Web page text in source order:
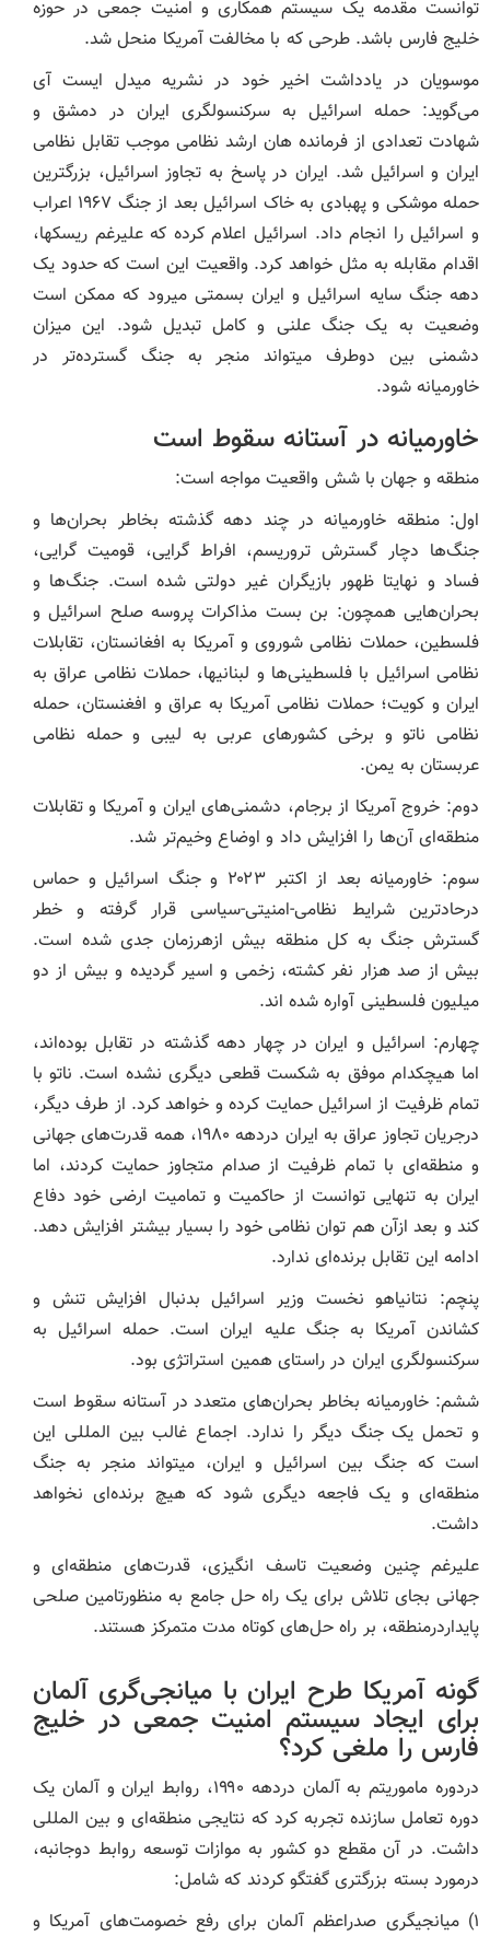
توانست مقدمه یک سیستم همکاری و امنیت جمعی در حوزه
خلیج فارس باشد. طرحی که با مخالفت آمریکا منحل شد.
موسویان در یادداشت اخیر خود در نشریه میدل ایست آی
می‌گوید: حمله اسرائیل به سرکنسولگری ایران در دمشق و
شهادت تعدادی از فرمانده هان ارشد نظامی موجب تقابل نظامی
ایران و اسرائیل شد. ایران در پاسخ به تجاوز اسرائیل، بزرگترین
حمله موشکی و پهبادی به خاک اسرائیل بعد از جنگ ۱۹۶۷ اعراب
و اسرائیل را انجام داد. اسرائیل اعلام کرده که علیرغم ریسکها،
اقدام مقابله به مثل خواهد کرد. واقعیت این است که حدود یک
دهه جنگ سایه اسرائیل و ایران بسمتی میرود که ممکن است
وضعیت به یک جنگ علنی و کامل تبدیل شود. این میزان
دشمنی بین دوطرف میتواند منجر به جنگ گسترده‌تر در
خاورمیانه شود.
خاورمیانه در آستانه سقوط است
منطقه و جهان با شش واقعیت مواجه است:
اول: منطقه خاورمیانه در چند دهه گذشته بخاطر بحران‌ها و
جنگ‌ها دچار گسترش تروریسم، افراط گرایی، قومیت گرایی،
فساد و نهایتا ظهور بازیگران غیر دولتی شده است. جنگ‌ها و
بحران‌هایی همچون: بن بست مذاکرات پروسه صلح اسرائیل و
فلسطین، حملات نظامی شوروی و آمریکا به افغانستان، تقابلات
نظامی اسرائیل با فلسطینی‌ها و لبنانیها، حملات نظامی عراق به
ایران و کویت؛ حملات نظامی آمریکا به عراق و افغنستان، حمله
نظامی ناتو و برخی کشور‌های عربی به لیبی و حمله نظامی
عربستان به یمن.
دوم: خروج آمریکا از برجام، دشمنی‌های ایران و آمریکا و تقابلات
منطقه‌ای آن‌ها را افزایش داد و اوضاع وخیم‌تر شد.
سوم: خاورمیانه بعد از اکتبر ۲۰۲۳ و جنگ اسرائیل و حماس
درحاد‌ترین شرایط نظامی-امنیتی-سیاسی قرار گرفته و خطر
گسترش جنگ به کل منطقه بیش ازهرزمان جدی شده است.
بیش از صد هزار نفر کشته، زخمی و اسیر گردیده و بیش از دو
میلیون فلسطینی آواره شده اند.
چهارم: اسرائیل و ایران در چهار دهه گذشته در تقابل بوده‌اند،
اما هیچکدام موفق به شکست قطعی دیگری نشده است. ناتو با
تمام ظرفیت از اسرائیل حمایت کرده و خواهد کرد. از طرف دیگر،
درجریان تجاوز عراق به ایران دردهه ۱۹۸۰، همه قدرت‌های جهانی
و منطقه‌ای با تمام ظرفیت از صدام متجاوز حمایت کردند، اما
ایران به تنهایی توانست از حاکمیت و تمامیت ارضی خود دفاع
کند و بعد ازآن هم توان نظامی خود را بسیار بیشتر افزایش دهد.
ادامه این تقابل برنده‌ای ندارد.
پنچم: نتانیاهو نخست وزیر اسرائیل بدنبال افزایش تنش و
کشاندن آمریکا به جنگ علیه ایران است. حمله اسرائیل به
سرکنسولگری ایران در راستای همین استراتژی بود.
ششم: خاورمیانه بخاطر بحران‌های متعدد در آستانه سقوط است
و تحمل یک جنگ دیگر را ندارد. اجماع غالب بین المللی این
است که جنگ بین اسرائیل و ایران، میتواند منجر به جنگ
منطقه‌ای و یک فاجعه دیگری شود که هیچ برنده‌ای نخواهد
داشت.
علیرغم چنین وضعیت تاسف انگیزی، قدرت‌های منطقه‌ای و
جهانی بجای تلاش برای یک راه حل جامع به منظورتامین صلحی
پایداردرمنطقه، بر راه حل‌های کوتاه مدت متمرکز هستند.
گونه آمریکا طرح ایران با میانجی‌گری آلمان
برای ایجاد سیستم امنیت جمعی در خلیج
فارس را ملغی کرد؟
دردوره ماموریتم به آلمان دردهه ۱۹۹۰، روابط ایران و آلمان یک
دوره تعامل سازنده تجربه کرد که نتایجی منطقه‌ای و بین المللی
داشت. در آن مقطع دو کشور به موازات توسعه روابط دوجانبه،
درمورد بسته بزرگتری گفتگو کردند که شامل:
۱) میانجیگری صدراعظم آلمان برای رفع خصومت‌های آمریکا و